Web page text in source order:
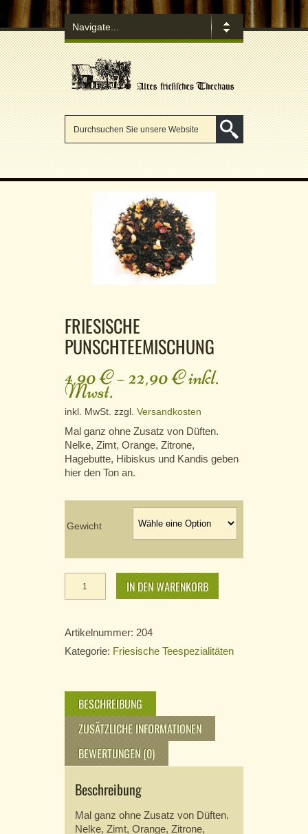
FRIESISCHE
PUNSCHTEEMISCHUNG
4,90€–22,90€inkl.
Mwst.
inkl. MwSt. zzgl. Versandkosten
Mal ganz ohne Zusatz von Düften.
Nelke, Zimt, Orange, Zitrone,
Hagebutte, Hibiskus und Kandis geben
hier den Ton an.
Gewicht
Friesische
PunschteemischungIN DEN WARENKORB
Artikelnummer: 204
Kategorie: Friesische Teespezialitäten
BESCHREIBUNG
ZUSÄTZLICHE INFORMATIONEN
BEWERTUNGEN (0)
Beschreibung
Mal ganz ohne Zusatz von Düften.
Nelke, Zimt, Orange, Zitrone,